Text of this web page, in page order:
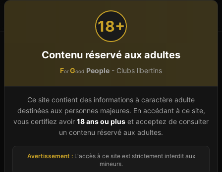
18+
Contenu réservé aux adultes
ForGood People - Clubs libertins
Ce site contient des informations à caractère adulte
destinées aux personnes majeures. En accédant à ce site,
vous certifiez avoir 18 ans ou plus et acceptez de consulter
un contenu réservé aux adultes.
Avertissement :L'accès à ce site est strictement interdit aux
mineurs.
Accueil Hébergements libertins Occitanie
Hébergement libertin
Occitanie
Découvrez9 hébergement libertins enOccitanie
Parcourez par département ou explorez tous les